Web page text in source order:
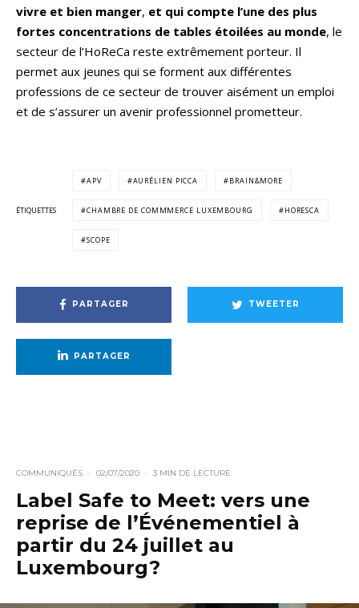
vivre et bien manger, et qui compte l’une des plus
fortes concentrations de tables étoilées au monde, le
secteur de l’HoReCa reste extrêmement porteur. Il
permet aux jeunes qui se forment aux différentes
professions de ce secteur de trouver aisément un emploi
et de s’assurer un avenir professionnel prometteur.
ÉTIQUETTES
APV AURÉLIEN PICCA BRAIN&MORE
CHAMBRE DE COMMMERCE LUXEMBOURG HORESCA
SCOPE
PARTAGER TWEETER
PARTAGER
COMMUNIQUÉS · 02/07/2020 · 3 MIN DE LECTURE
Label Safe to Meet: vers une
reprise de l’Événementiel à
partir du 24 juillet au
Luxembourg?